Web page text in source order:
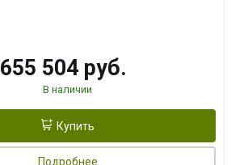
655 504 руб.
В наличии
Купить
Подробнее